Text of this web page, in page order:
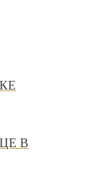
В